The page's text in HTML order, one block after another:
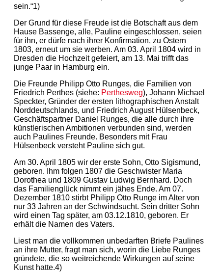
sein.“1)
Der Grund für diese Freude ist die Botschaft aus dem
Hause Bassenge, alle, Pauline eingeschlossen, seien
für ihn, er dürfe nach ihrer Konfirmation, zu Ostern
1803, erneut um sie werben. Am 03. April 1804 wird in
Dresden die Hochzeit gefeiert, am 13. Mai trifft das
junge Paar in Hamburg ein.
Die Freunde Philipp Otto Runges, die Familien von
Friedrich Perthes (siehe: Perthesweg), Johann Michael
Speckter, Gründer der ersten lithographischen Anstalt
Norddeutschlands, und Friedrich August Hülsenbeck,
Geschäftspartner Daniel Runges, die alle durch ihre
künstlerischen Ambitionen verbunden sind, werden
auch Paulines Freunde. Besonders mit Frau
Hülsenbeck versteht Pauline sich gut.
Am 30. April 1805 wir der erste Sohn, Otto Sigismund,
geboren. Ihm folgen 1807 die Geschwister Maria
Dorothea und 1809 Gustav Ludwig Bernhard. Doch
das Familienglück nimmt ein jähes Ende. Am 07.
Dezember 1810 stirbt Philipp Otto Runge im Alter von
nur 33 Jahren an der Schwindsucht. Sein dritter Sohn
wird einen Tag später, am 03.12.1810, geboren. Er
erhält die Namen des Vaters.
Liest man die vollkommen unbedarften Briefe Paulines
an ihre Mutter, fragt man sich, worin die Liebe Runges
gründete, die so weitreichende Wirkungen auf seine
Kunst hatte.4)